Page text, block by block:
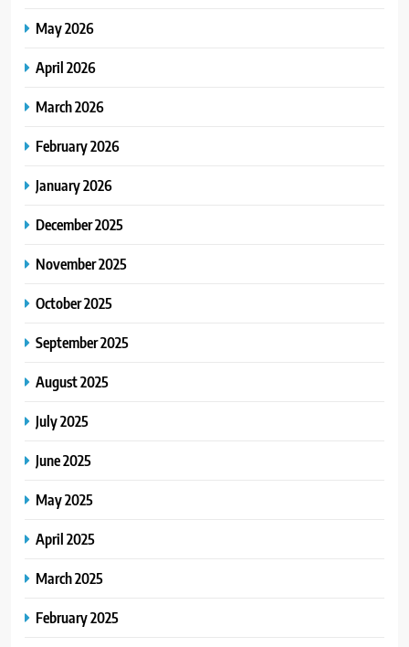
May 2026
April 2026
March 2026
February 2026
January 2026
December 2025
November 2025
October 2025
September 2025
August 2025
July 2025
June 2025
May 2025
April 2025
March 2025
February 2025